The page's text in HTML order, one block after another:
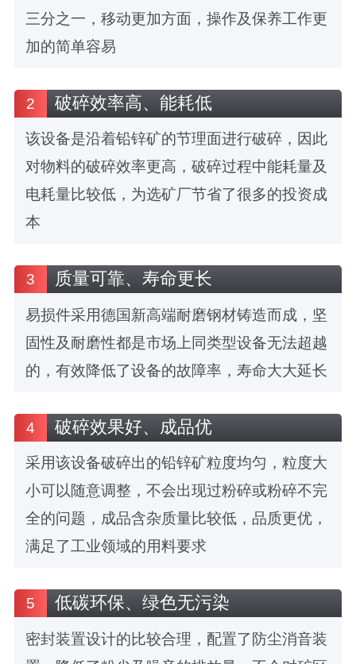
三分之一，移动更加方面，操作及保养工作更
加的简单容易
2 破碎效率高、能耗低
该设备是沿着铅锌矿的节理面进行破碎，因此
对物料的破碎效率更高，破碎过程中能耗量及
电耗量比较低，为选矿厂节省了很多的投资成
本
3 质量可靠、寿命更长
易损件采用德国新高端耐磨钢材铸造而成，坚
固性及耐磨性都是市场上同类型设备无法超越
的，有效降低了设备的故障率，寿命大大延长
4 破碎效果好、成品优
采用该设备破碎出的铅锌矿粒度均匀，粒度大
小可以随意调整，不会出现过粉碎或粉碎不完
全的问题，成品含杂质量比较低，品质更优，
满足了工业领域的用料要求
5 低碳环保、绿色无污染
密封装置设计的比较合理，配置了防尘消音装